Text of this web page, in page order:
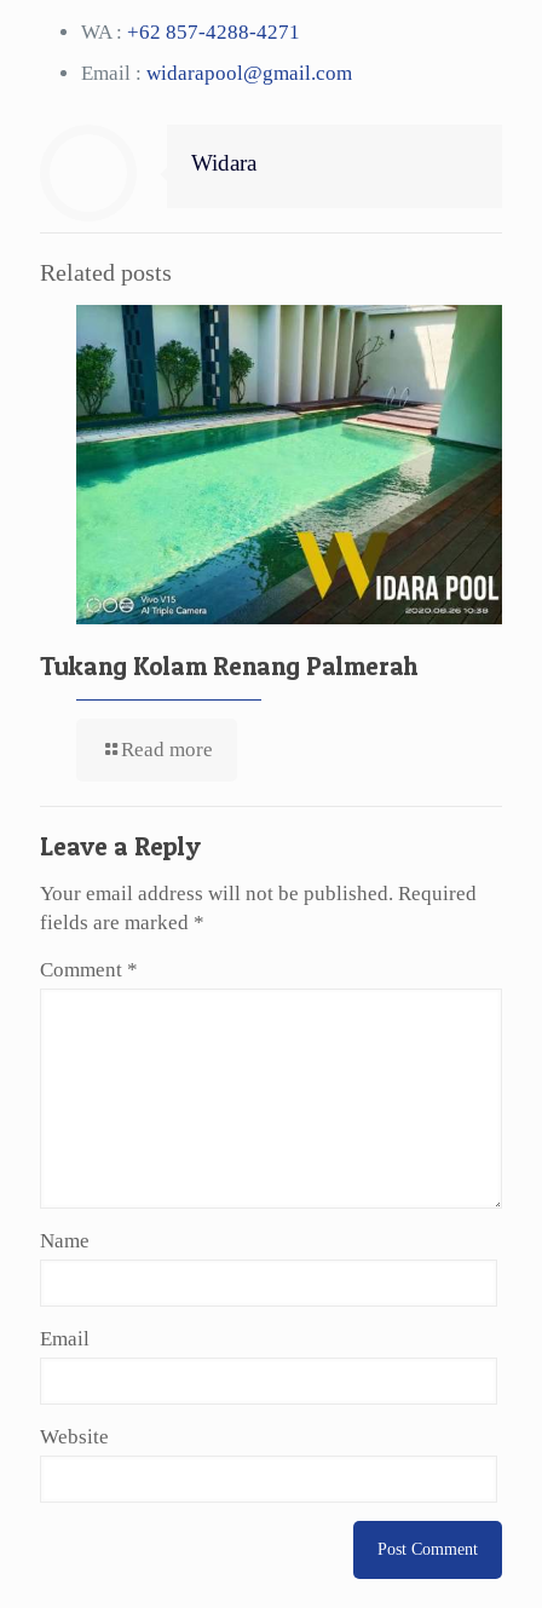
WA : +62 857-4288-4271
Email : widarapool@gmail.com
Widara
Related posts
Tukang Kolam Renang Palmerah
Read more
Leave a Reply
Your email address will not be published. Required
fields are marked *
Comment *
Name
Email
Website